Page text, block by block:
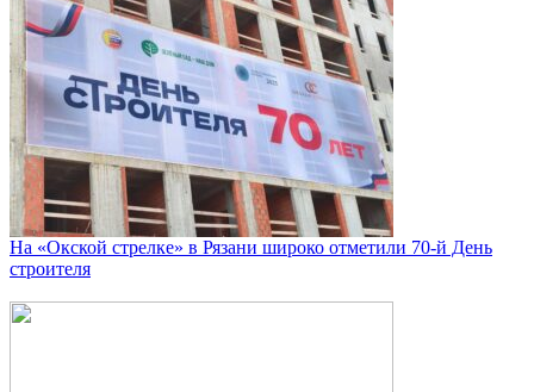
На «Окской стрелке» в Рязани широко отметили 70-й День
строителя